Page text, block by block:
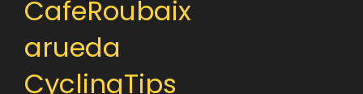
CafeRoubaix
arueda
CyclingTips